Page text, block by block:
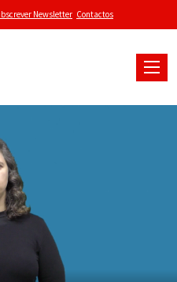
Newsletter Contactos
Toggle